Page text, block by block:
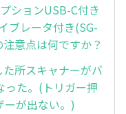
ションUSB-C付き
ブレータ付き(SG-
意点は何ですか？
所スキャナーがバ
った。(トリガー押
ーが出ない。)